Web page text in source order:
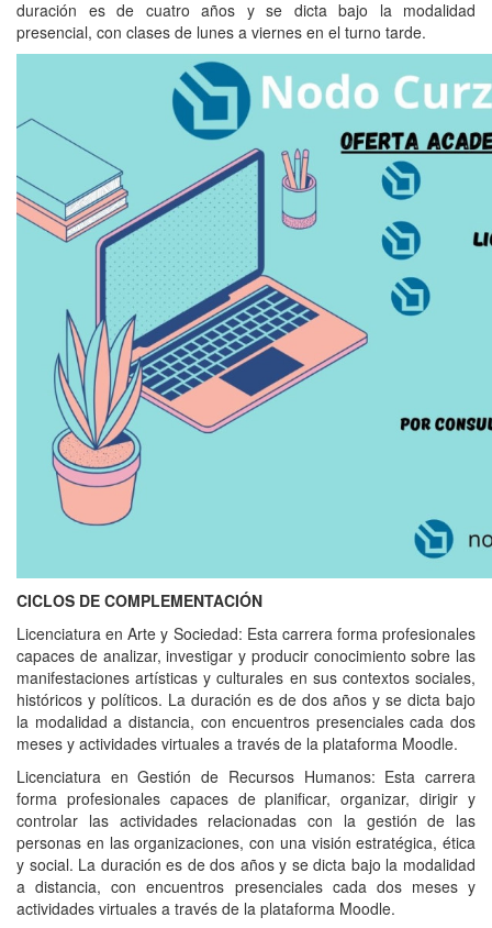
duración es de cuatro años y se dicta bajo la modalidad
presencial, con clases de lunes a viernes en el turno tarde.
CICLOS DE COMPLEMENTACIÓN
Licenciatura en Arte y Sociedad: Esta carrera forma profesionales
capaces de analizar, investigar y producir conocimiento sobre las
manifestaciones artísticas y culturales en sus contextos sociales,
históricos y políticos. La duración es de dos años y se dicta bajo
la modalidad a distancia, con encuentros presenciales cada dos
meses y actividades virtuales a través de la plataforma Moodle.
Licenciatura en Gestión de Recursos Humanos: Esta carrera
forma profesionales capaces de planificar, organizar, dirigir y
controlar las actividades relacionadas con la gestión de las
personas en las organizaciones, con una visión estratégica, ética
y social. La duración es de dos años y se dicta bajo la modalidad
a distancia, con encuentros presenciales cada dos meses y
actividades virtuales a través de la plataforma Moodle.